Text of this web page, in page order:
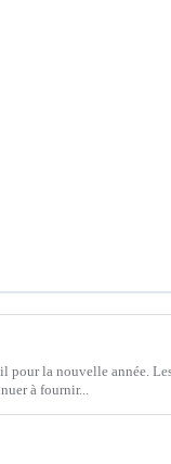
pour la nouvelle année.
à fournir...